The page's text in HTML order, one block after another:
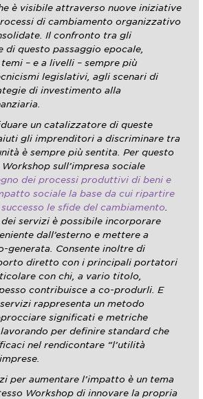
è visibile attraverso nuove iniziative
di cambiamento organizzativo
Il confronto tra gli
di questo passaggio epocale,
– e a livelli – sempre più
legislativi, agli scenari di
di investimento alla
un catalizzatore di queste
gli imprenditori a discriminare tra
è sempre più sentita. Per questo
Workshop sull’impresa sociale
dei processi produttivi di beni e
sociale la base da cui ripartire
le sfide del cambiamento
servizi è possibile incorporare
dall’esterno e mettere a
generata. Consente inoltre di
diretto con i principali portatori
con chi, a vario titolo,
contribuisce a co-produrli. E
rappresenta un metodo
significati e metriche
per definire standard che
nel rendicontare “l’utilità
per aumentare l’impatto è un tema
Workshop di innovare la propria